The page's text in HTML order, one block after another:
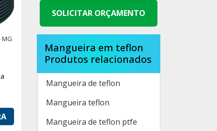
MG
SOLICITAR ORÇAMENTO
Mangueira em teflon
Produtos relacionados
Mangueira de teflon
Mangueira teflon
Mangueira de teflon ptfe